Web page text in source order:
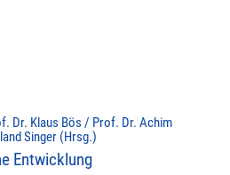
Dr. Klaus Bös / Prof. Dr. Achim
Singer (Hrsg.)
Entwicklung